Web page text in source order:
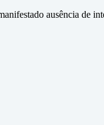
ausência de